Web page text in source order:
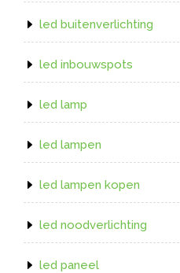
led buitenverlichting
led inbouwspots
led lamp
led lampen
led lampen kopen
led noodverlichting
led paneel